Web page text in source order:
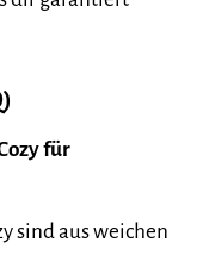
für
sind aus weichen